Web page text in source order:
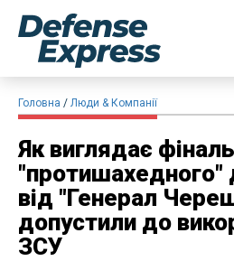
Головна Люди & Компанії
Як виглядає
"протишахедного"
від "Генерал
допустили до
ЗСУ